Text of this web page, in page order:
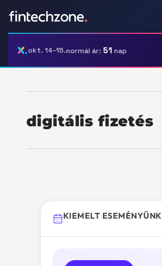
okt. 14-15.normál ár: 51 nap
digitális fizetés
KIEMELT ESEMÉNYÜNK